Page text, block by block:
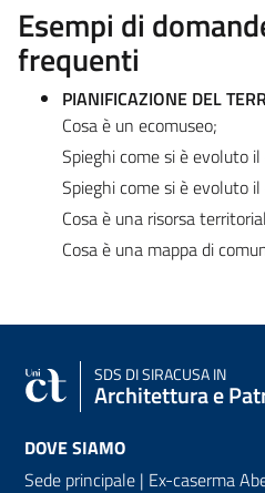
Esempi di
frequenti
PIANIFICAZIONE DEL
Cosa è un ecomuseo;
Spieghi come si è evoluto
Spieghi come si è evoluto
Cosa è una risorsa
Cosa è una mappa di
SDS DI SIRACUSA IN
Architettura e
DOVE SIAMO
Sede principale | Ex-caserma